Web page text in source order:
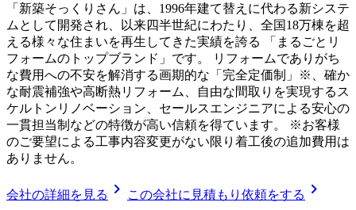
「新築そっくりさん」は、1996年建て替えに代わる新システ
ムとして開発され、以来四半世紀にわたり、全国18万棟を超
える様々な住まいを再生してきた実績を誇る 「まるごとリ
フォームのトップブランド」です。 リフォームでありがち
な費用への不安を解消する画期的な「完全定価制」※、確か
な耐震補強や高断熱リフォーム、自由な間取りを実現するス
ケルトンリノベーション、セールスエンジニアによる安心の
一貫担当制などの特徴が高い信頼を得ています。 ※お客様
のご要望による工事内容変更がない限り着工後の追加費用は
ありません。
会社の詳細を見る chevron_right この会社に見積もり依頼をする chevron_right